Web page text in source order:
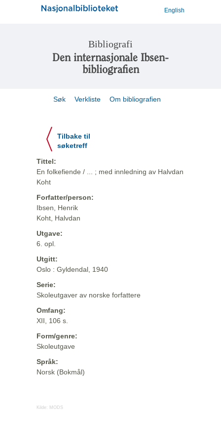
English
Bibliografi
Den internasjonale Ibsen-
bibliografien
Søk Verkliste Om bibliografien
Tilbake til
søketreff
Tittel:
En folkefiende / ... ; med innledning av Halvdan
Koht
Forfatter/person:
Ibsen, Henrik
Koht, Halvdan
Utgave:
6. opl.
Utgitt:
Oslo : Gyldendal, 1940
Serie:
Skoleutgaver av norske forfattere
Omfang:
XII, 106 s.
Form/genre:
Skoleutgave
Språk:
Norsk (Bokmål)
Kilde: MODS